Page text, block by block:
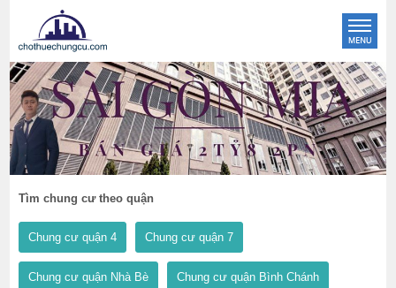
Tìm chung cư theo quận
Chung cư quận 4 Chung cư quận 7
Chung cư quận Nhà Bè Chung cư quận Bình Chánh